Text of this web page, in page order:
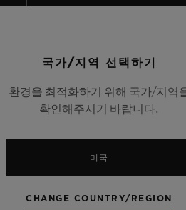
서비스
국가/지역 선택하기
환경을 최적화하기 위해 국가/지역
확인해주시기 바랍니다.
미국
CHANGE COUNTRY/REGION